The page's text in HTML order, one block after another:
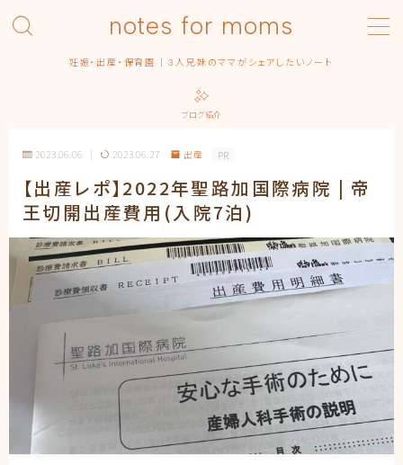
notes for moms
妊娠・出産・保育園 | 3人兄妹のママがシェアしたいノート
MENU
Privacy Policy
Simple Home
みんなの出産エピソード
保育園
出産
出産準備
出産記録
まるっ子
弟くん
末っ子ちゃん
利用規約／特定商取引法に基づく表記
妊娠
妊娠中期
妊娠初期
ブログ紹介
2023.06.06 2023.06.27 出産 PR
【出産レポ】2022年聖路加国際病院 | 帝
王切開出産費用(入院7泊)